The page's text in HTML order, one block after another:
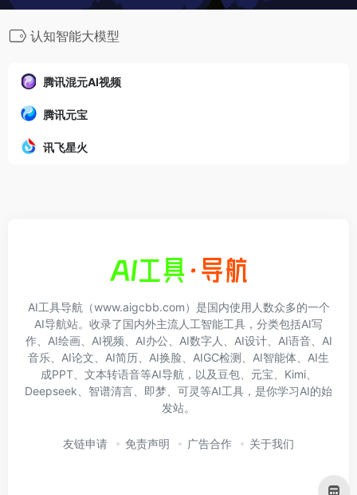
认知智能大模型
腾讯混元AI视频
腾讯元宝
讯飞星火
AI工具导航（www.aigcbb.com）是国内使用人数众多的一个
AI导航站。收录了国内外主流人工智能工具，分类包括AI写
作、AI绘画、AI视频、AI办公、AI数字人、AI设计、AI语音、AI
音乐、AI论文、AI简历、AI换脸、AIGC检测、AI智能体、AI生
成PPT、文本转语音等AI导航，以及豆包、元宝、Kimi、
Deepseek、智谱清言、即梦、可灵等AI工具，是你学习AI的始
发站。
友链申请 免责声明 广告合作 关于我们